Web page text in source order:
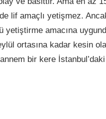
lif amaçlı yetişmez.
amacına
ortasına kadar kesin
bir kere